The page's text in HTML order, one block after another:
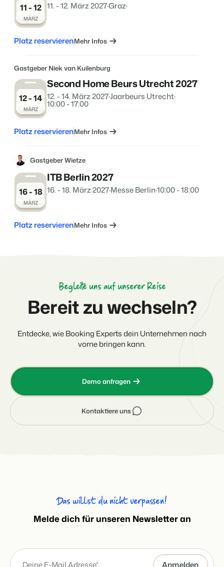
11 - 12
MÄRZ
11. - 12. März 2027·Graz·
Platz reservierenMehr Infos
Gastgeber Niek van Kuilenburg
12 - 14
MÄRZ
Second Home Beurs Utrecht 2027
12. - 14. März 2027·Jaarbeurs Utrecht·
10:00 - 17:00
Platz reservierenMehr Infos
Gastgeber Wietze
16 - 18
MÄRZ
ITB Berlin 2027
16. - 18. März 2027·Messe Berlin·10:00 - 18:00
Platz reservierenMehr Infos
Begleite uns auf unserer Reise
Bereit zu wechseln?
Entdecke, wie Booking Experts dein Unternehmen nach
vorne bringen kann.
Kontaktiere uns
Demo anfragen
Das willst du nicht verpassen!
Melde dich für unseren Newsletter an